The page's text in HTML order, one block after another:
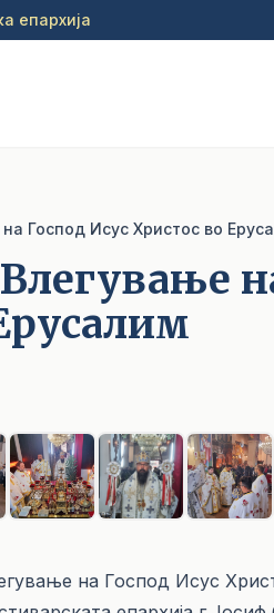
епархија
Господ Исус Христос во
на Господ Исус